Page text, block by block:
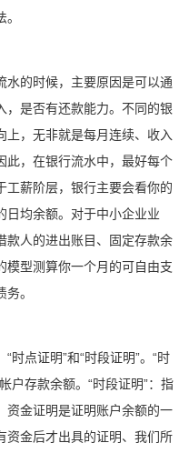
水的时候，主要原因是可以通
，是否有还款能力。不同的银
上，无非就是每月连续、收入
此，在银行流水中，最好每个
工薪阶层，银行主要会看你的
日均余额。对于中小企业业
款人的进出账目、固定存款余
模型测算你一个月的可自由支
。
时点证明”和“时段证明”。“时
户存款余额。“时段证明”：指
资金证明是证明账户余额的一
资金后才出具的证明、我们所